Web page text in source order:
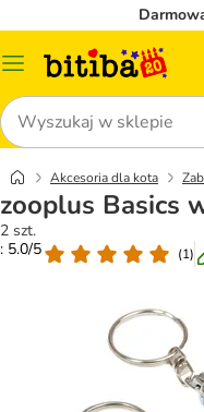
Menu
Szukaj
Akcesoria dla kota
zooplus Basics
2 szt.
: 5.0/5
(1)